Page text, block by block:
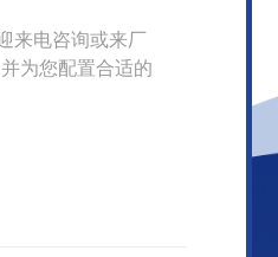
来电咨询或来厂
为您配置合适的